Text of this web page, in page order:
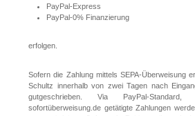
PayPal-Express
PayPal-0% Finanzierung
erfolgen.
Sofern die Zahlung mittels SEPA-Überweisung
Schultz innerhalb von zwei Tagen nach
gutgeschrieben. Via PayPal-Standard,
sofortüberweisung.de getätigte Zahlungen